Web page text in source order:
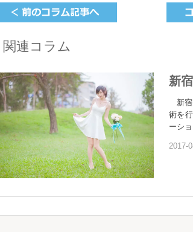
関連コラム
新
新宿
術を
ーシ
2017-